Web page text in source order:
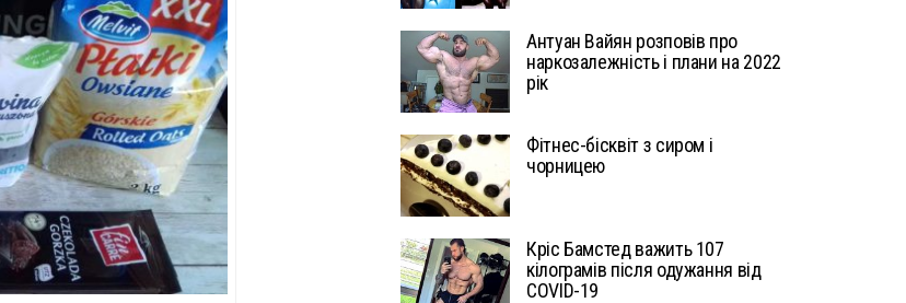
Антуан Вайян розповів про
наркозалежність і плани на 2022
рік
Фітнес-бісквіт з сиром і
чорницею
Кріс Бамстед важить 107
кілограмів після одужання від
COVID-19